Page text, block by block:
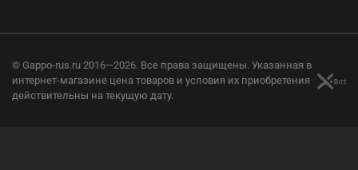
© Gappo-rus.ru 2016—2026. Все права защищены. Указанная в
интернет-магазине цена товаров и условия их приобретения
действительны на текущую дату.